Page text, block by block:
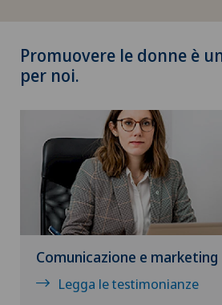
Promuovere le donne è
per noi.
Comunicazione e marketing
Legga le testimonianze